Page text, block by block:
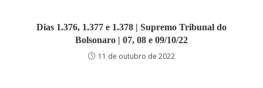
Dias 1.376, 1.377 e 1.378 | Supremo Tribunal do
Bolsonaro | 07, 08 e 09/10/22
11 de outubro de 2022